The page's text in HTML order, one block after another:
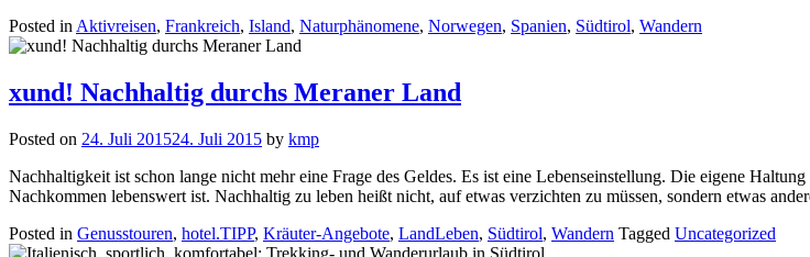
Posted in Aktivreisen, Frankreich, Island, Naturphänomene, Norwegen, Spanien, Südtirol, Wandern
xund! Nachhaltig durchs Meraner Land
Posted on 24. Juli 201524. Juli 2015 by kmp
Nachhaltigkeit ist schon lange nicht mehr eine Frage des Geldes. Es ist eine Lebenseinstellung. Die eigene
Nachkommen lebenswert ist. Nachhaltig zu leben heißt nicht, auf etwas verzichten zu müssen, sondern etwas
Posted in Genusstouren, hotel.TIPP, Kräuter-Angebote, LandLeben, Südtirol, Wandern Tagged Uncategorized